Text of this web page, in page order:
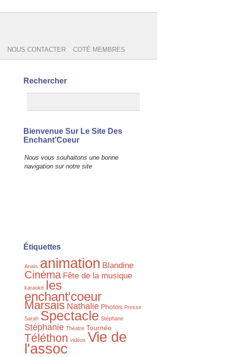
NOUS CONTACTER COTÉ MEMBRES
Rechercher
Bienvenue Sur Le Site Des
Enchant’Coeur
Nous vous souhaitons une bonne
navigation sur notre site
Étiquettes
Anaïs animation Blandine
Cinéma Fête de la musique
karaoké les
enchant'coeur
Marsais Nathalie Photos Presse
Sarah Spectacle Stéphane
Stéphanie Théatre Tournée
Téléthon vidéos Vie de
l'assoc